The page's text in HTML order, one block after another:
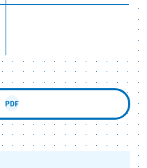
PDF